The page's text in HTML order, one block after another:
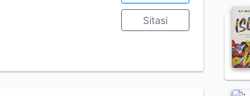
Sitasi